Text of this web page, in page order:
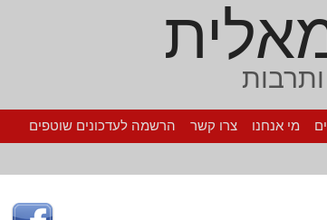
מי אנחנו צרו קשר הרשמה לעדכונים שוטפים